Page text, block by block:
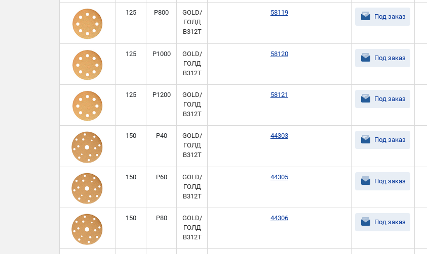
125 P800
GOLD/
ГОЛД
B312T
58119
Под заказ
125 P1000
GOLD/
ГОЛД
B312T
58120
Под заказ
125 P1200
GOLD/
ГОЛД
B312T
58121
Под заказ
150 P40
GOLD/
ГОЛД
B312T
44303
Под заказ
150 P60
GOLD/
ГОЛД
B312T
44305
Под заказ
150 P80
GOLD/
ГОЛД
B312T
44306
Под заказ